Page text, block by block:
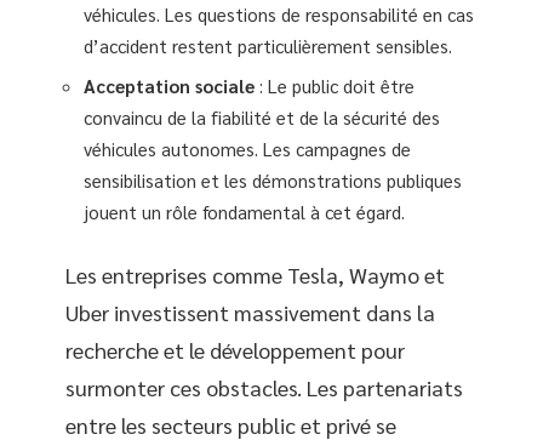
véhicules. Les questions de responsabilité en cas
d’accident restent particulièrement sensibles.
Acceptation sociale : Le public doit être
convaincu de la fiabilité et de la sécurité des
véhicules autonomes. Les campagnes de
sensibilisation et les démonstrations publiques
jouent un rôle fondamental à cet égard.
Les entreprises comme Tesla, Waymo et
Uber investissent massivement dans la
recherche et le développement pour
surmonter ces obstacles. Les partenariats
entre les secteurs public et privé se